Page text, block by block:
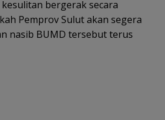
bergerak secara
Pemprov Sulut akan segera
nasib BUMD tersebut terus